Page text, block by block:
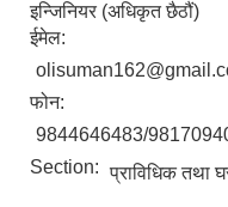
इन्जिनियर (अधिकृत छैठौं)
ईमेल:
फोन:
9844646483/
Section: प्राविधिक तथा